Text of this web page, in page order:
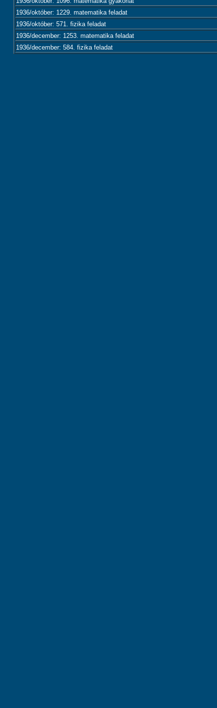
1936/október: 1229. matematika feladat
1936/október: 571. fizika feladat
1936/december: 1253. matematika feladat
1936/december: 584. fizika feladat